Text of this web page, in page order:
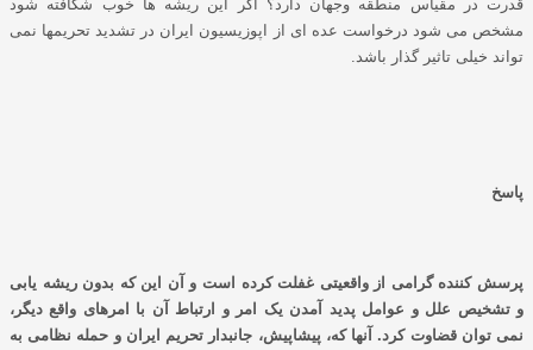
قدرت در مقیاس منطقه وجهان دارد؟ اگر این ریشه ها خوب شکافته شود
مشخص می شود درخواست عده ای از اپوزیسیون ایران در تشدید تحریمها نمی
تواند خیلی تاثیر گذار باشد.
پاسخ
پرسش کننده گرامی از واقعیتی غفلت کرده است و آن این که بدون ریشه یابی
و تشخیص علل و عوامل پدید آمدن یک امر و ارتباط آن با امرهای واقع دیگر،
نمی توان قضاوت کرد. آنها که، پیشاپیش، جانبدار تحریم ایران و حمله نظامی به